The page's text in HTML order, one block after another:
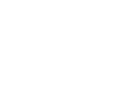
מחוממת, ג’קוזי